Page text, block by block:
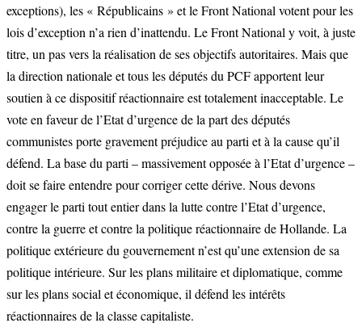
exceptions), les « Républicains » et le Front National votent pour les
lois d’exception n’a rien d’inattendu. Le Front National y voit, à juste
titre, un pas vers la réalisation de ses objectifs autoritaires. Mais que
la direction nationale et tous les députés du PCF apportent leur
soutien à ce dispositif réactionnaire est totalement inacceptable. Le
vote en faveur de l’Etat d’urgence de la part des députés
communistes porte gravement préjudice au parti et à la cause qu’il
défend. La base du parti – massivement opposée à l’Etat d’urgence –
doit se faire entendre pour corriger cette dérive. Nous devons
engager le parti tout entier dans la lutte contre l’Etat d’urgence,
contre la guerre et contre la politique réactionnaire de Hollande. La
politique extérieure du gouvernement n’est qu’une extension de sa
politique intérieure. Sur les plans militaire et diplomatique, comme
sur les plans social et économique, il défend les intérêts
réactionnaires de la classe capitaliste.